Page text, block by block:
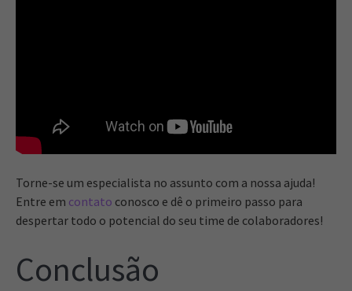
Torne-se um especialista no assunto com a nossa ajuda!
Entre em contato conosco e dê o primeiro passo para
despertar todo o potencial do seu time de colaboradores!
Conclusão